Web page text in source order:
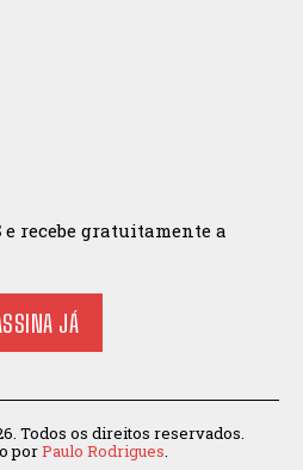
e recebe gratuitamente a
JÁ
Todos os direitos reservados.
porPaulo Rodrigues.